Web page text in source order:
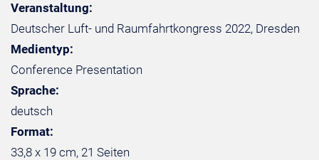
Veranstaltung:
Deutscher Luft- und Raumfahrtkongress 2022, Dresden
Medientyp:
Conference Presentation
Sprache:
deutsch
Format:
33,8 x 19 cm, 21 Seiten